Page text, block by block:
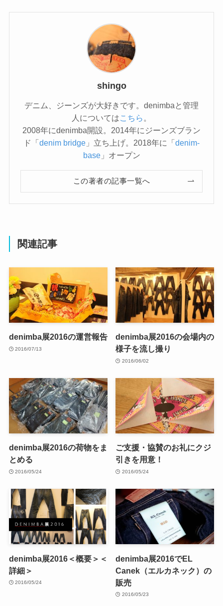
shingo
デニム、ジーンズが大好きです。denimbaと管理
人についてはこちら 。
2008年にdenimba開設。2014年にジーンズブラン
ド「 denim bridge 」立ち上げ。2018年に「 denim-
base」オープン
この著者の記事一覧へ
関連記事
denimba展2016の運営報告
2016/07/13
denimba展2016の会場内の
様子を流し撮り
2016/06/02
denimba展2016の荷物をま
とめる
2016/05/24
ご支援・協賛のお礼にクジ
引きを用意！
2016/05/24
denimba展2016＜概要＞＜
詳細＞
2016/05/24
denimba展2016でEL
Canek（エルカネック）の
販売
2016/05/23